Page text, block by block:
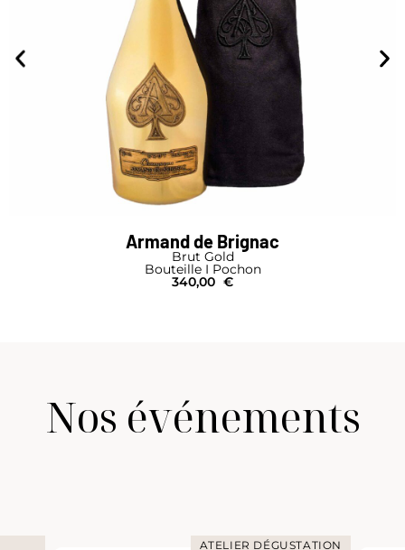
Armand de Brignac
Brut Gold
Bouteille I Pochon
340,00 €
Nos événements
ATELIER DÉGUSTATION